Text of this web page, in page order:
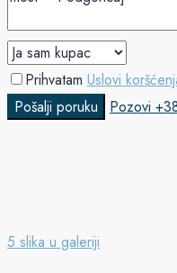
Prihvatam Uslovi
Pošalji poruku
Pozovi
5 slika u galeriji